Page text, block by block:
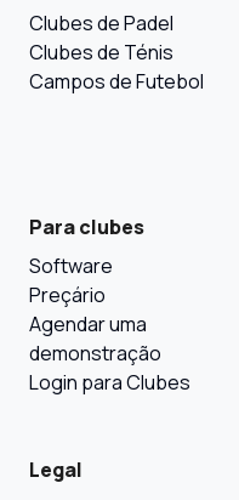
Clubes de Padel
Clubes de Ténis
Campos de Futebol
Para clubes
Software
Preçário
Agendar uma
demonstração
Login para Clubes
Legal